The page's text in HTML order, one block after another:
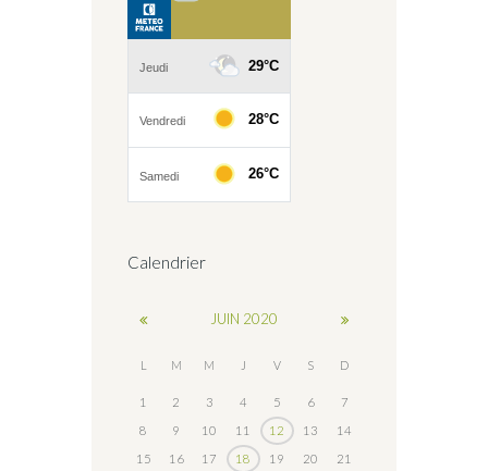
Calendrier
JUIN 2020
L M M J V S D
1 2 3 4 5 6
7
8
9 10 11 12 13
14
15
16 17 18 19 20 21